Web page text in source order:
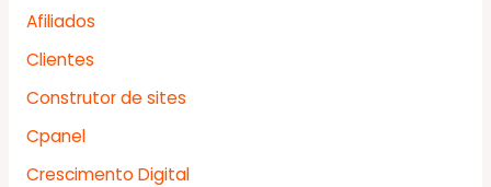
Afiliados
Clientes
Construtor de sites
Cpanel
Crescimento Digital